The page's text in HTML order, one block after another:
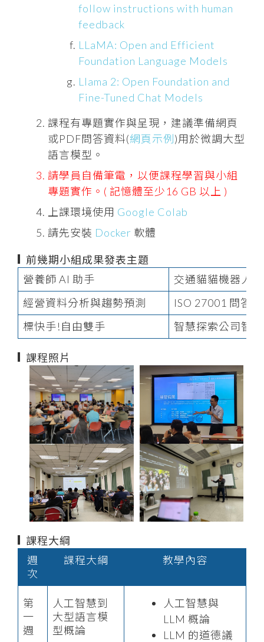
follow instructions with human
feedback
LLaMA: Open and Efficient
Foundation Language Models
Llama 2: Open Foundation and
Fine-Tuned Chat Models
課程有專題實作與呈現，建議準備網頁
或PDF問答資料(網頁示例)用於微調大型
語言模型。
請學員自備筆電，以便課程學習與小組
專題實作。( 記憶體至少16 GB 以上 )
上課環境使用 Google Colab
請先安裝 Docker 軟體
前幾期小組成果發表主題
營養師 AI 助手
交通貓貓機器人
經營資料分析與趨勢預測
ISO 27001 問答
標快手!自由雙手
智慧探索公司智
課程照片
課程大綱
週
次
課程大綱 教學內容
第
一
週
人工智慧到
大型語言模
型概論
人工智慧與
LLM 概論
LLM 的道德議